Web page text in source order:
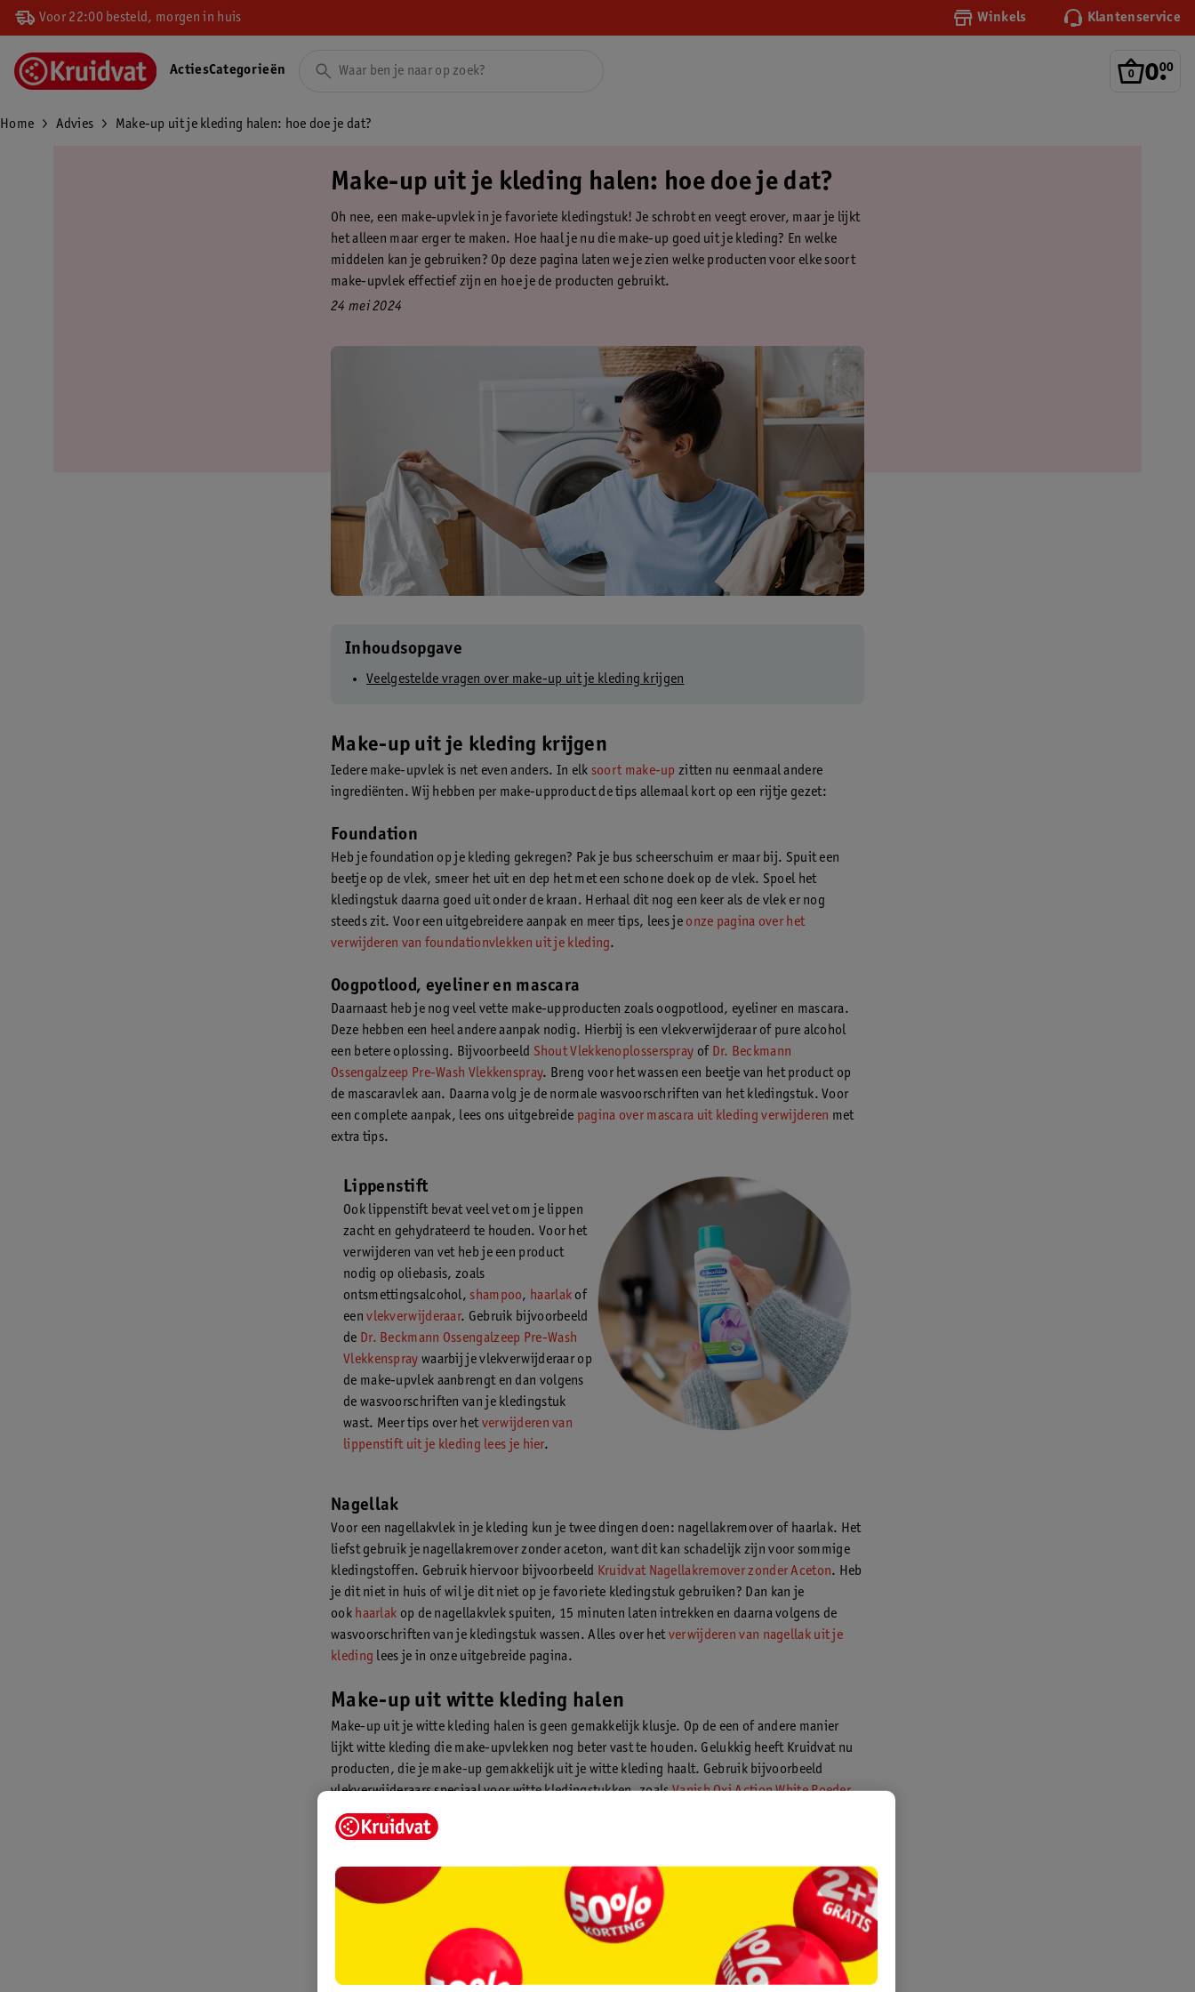
Voor 22:00 besteld, morgen in huis Winkels Klantenservice
0.
00
ActiesCategorieën
Home Advies Make-up uit je kleding halen: hoe doe je dat?
Make-up uit je kleding halen: hoe doe je dat?
Oh nee, een make-upvlek in je favoriete kledingstuk! Je schrobt en veegt erover, maar je lijkt
het alleen maar erger te maken. Hoe haal je nu die make-up goed uit je kleding? En welke
middelen kan je gebruiken? Op deze pagina laten we je zien welke producten voor elke soort
make-upvlek effectief zijn en hoe je de producten gebruikt.
24 mei 2024
Inhoudsopgave
Veelgestelde vragen over make-up uit je kleding krijgen
Make-up uit je kleding krijgen
Iedere make-upvlek is net even anders. In elk soort make-up zitten nu eenmaal andere
ingrediënten. Wij hebben per make-upproduct de tips allemaal kort op een rijtje gezet:
Foundation
Heb je foundation op je kleding gekregen? Pak je bus scheerschuim er maar bij. Spuit een
beetje op de vlek, smeer het uit en dep het met een schone doek op de vlek. Spoel het
kledingstuk daarna goed uit onder de kraan. Herhaal dit nog een keer als de vlek er nog
steeds zit. Voor een uitgebreidere aanpak en meer tips, lees je onze pagina over het
verwijderen van foundationvlekken uit je kleding.
Oogpotlood, eyeliner en mascara
Daarnaast heb je nog veel vette make-upproducten zoals oogpotlood, eyeliner en mascara.
Deze hebben een heel andere aanpak nodig. Hierbij is een vlekverwijderaar of pure alcohol
een betere oplossing. Bijvoorbeeld Shout Vlekkenoplosserspray of Dr. Beckmann
Ossengalzeep Pre-Wash Vlekkenspray. Breng voor het wassen een beetje van het product op
de mascaravlek aan. Daarna volg je de normale wasvoorschriften van het kledingstuk. Voor
een complete aanpak, lees ons uitgebreide pagina over mascara uit kleding verwijderen met
extra tips.
Lippenstift
Ook lippenstift bevat veel vet om je lippen
zacht en gehydrateerd te houden. Voor het
verwijderen van vet heb je een product
nodig op oliebasis, zoals
ontsmettingsalcohol, shampoo, haarlak of
eenvlekverwijderaar. Gebruik bijvoorbeeld
de Dr. Beckmann Ossengalzeep Pre-Wash
Vlekkenspray waarbij je vlekverwijderaar op
de make-upvlek aanbrengt en dan volgens
de wasvoorschriften van je kledingstuk
wast. Meer tips over hetverwijderen van
lippenstift uit je kleding lees je hier.
Nagellak
Voor een nagellakvlek in je kleding kun je twee dingen doen: nagellakremover of haarlak. Het
liefst gebruik je nagellakremover zonder aceton, want dit kan schadelijk zijn voor sommige
kledingstoffen. Gebruik hiervoor bijvoorbeeld Kruidvat Nagellakremover zonder Aceton. Heb
je dit niet in huis of wil je dit niet op je favoriete kledingstuk gebruiken? Dan kan je
ook haarlak op de nagellakvlek spuiten, 15 minuten laten intrekken en daarna volgens de
wasvoorschriften van je kledingstuk wassen. Alles over hetverwijderen van nagellak uit je
kleding lees je in onze uitgebreide pagina.
Make-up uit witte kleding halen
Make-up uit je witte kleding halen is geen gemakkelijk klusje. Op de een of andere manier
lijkt witte kleding die make-upvlekken nog beter vast te houden. Gelukkig heeft Kruidvat nu
producten, die je make-up gemakkelijk uit je witte kleding haalt. Gebruik bijvoorbeeld
vlekverwijderaars speciaal voor witte kledingstukken, zoalsVanish Oxi Action White Poeder
Vlekverwijderaarof
gebruiken als versterker van je wasmiddel, direct op de vlek plaatsen of als voorwas
water en een beetje vlekverwijderaar. Na een paar uur weken, was je het witte kledingstuk
volgens het wasvoorschrift. Gebruik hiervoor ook voor een wasmiddel speciaal voor de witte
Robijn Stralend Wit Vloeibaar Wasmiddel. Hierdoor blijft je witte kleding nog
Make-up uit je jas